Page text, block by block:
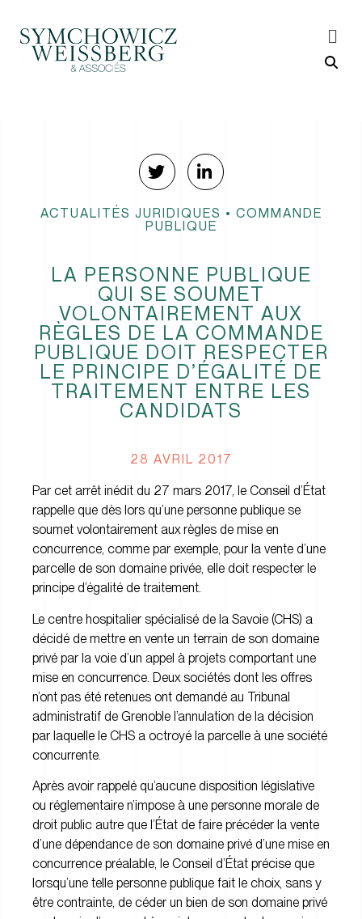
ACTUALITÉS JURIDIQUES • COMMANDE
PUBLIQUE
LA PERSONNE PUBLIQUE
QUI SE SOUMET
VOLONTAIREMENT AUX
RÈGLES DE LA COMMANDE
PUBLIQUE DOIT RESPECTER
LE PRINCIPE D’ÉGALITÉ DE
TRAITEMENT ENTRE LES
CANDIDATS
28 AVRIL 2017
Par cet arrêt inédit du 27 mars 2017, le Conseil d’État
rappelle que dès lors qu’une personne publique se
soumet volontairement aux règles de mise en
concurrence, comme par exemple, pour la vente d’une
parcelle de son domaine privée, elle doit respecter le
principe d’égalité de traitement.
Le centre hospitalier spécialisé de la Savoie (CHS) a
décidé de mettre en vente un terrain de son domaine
privé par la voie d’un appel à projets comportant une
mise en concurrence. Deux sociétés dont les offres
n’ont pas été retenues ont demandé au Tribunal
administratif de Grenoble l’annulation de la décision
par laquelle le CHS a octroyé la parcelle à une société
concurrente.
Après avoir rappelé qu’aucune disposition législative
ou réglementaire n’impose à une personne morale de
droit public autre que l’État de faire précéder la vente
d’une dépendance de son domaine privé d’une mise en
concurrence préalable, le Conseil d’État précise que
lorsqu’une telle personne publique fait le choix, sans y
être contrainte, de céder un bien de son domaine privé